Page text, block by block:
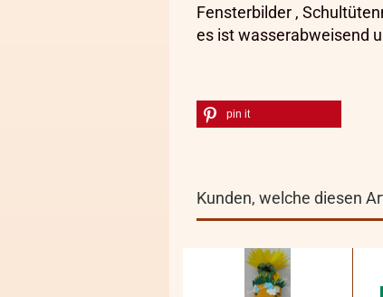
Fensterbilder ,
es ist wasserabweisend
pin it
Kunden, welche diesen